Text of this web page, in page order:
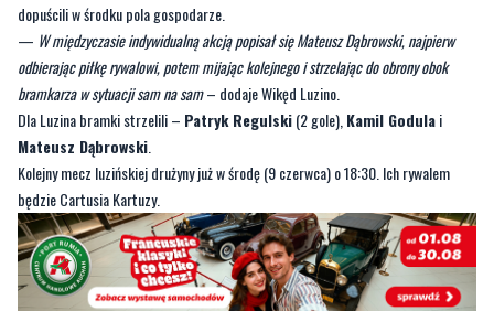
dopuścili w środku pola gospodarze.
— W międzyczasie indywidualną akcją popisał się Mateusz Dąbrowski, najpierw
odbierając piłkę rywalowi, potem mijając kolejnego i strzelając do obrony obok
bramkarza w sytuacji sam na sam– dodaje Wikęd Luzino.
Dla Luzina bramki strzelili – Patryk Regulski(2 gole), Kamil Godulai
Mateusz Dąbrowski
Kolejny mecz luzińskiej drużyny już w środę (9 czerwca) o 18:30. Ich rywalem
będzie Cartusia Kartuzy.